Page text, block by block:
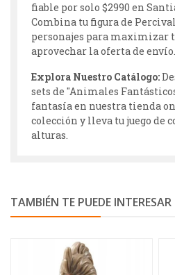
fiable por solo $2990 en
Combina tu figura de
personajes para maximizar
aprovechar la oferta de envío.
Explora Nuestro Catálogo:
sets de "Animales
fantasía en nuestra tienda
colección y lleva tu juego de
alturas.
TAMBIÉN TE PUEDE INTERESAR